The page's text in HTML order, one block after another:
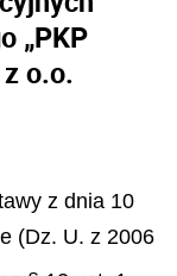
„PKP
o.o.
z dnia 10
(Dz. U. z 2006